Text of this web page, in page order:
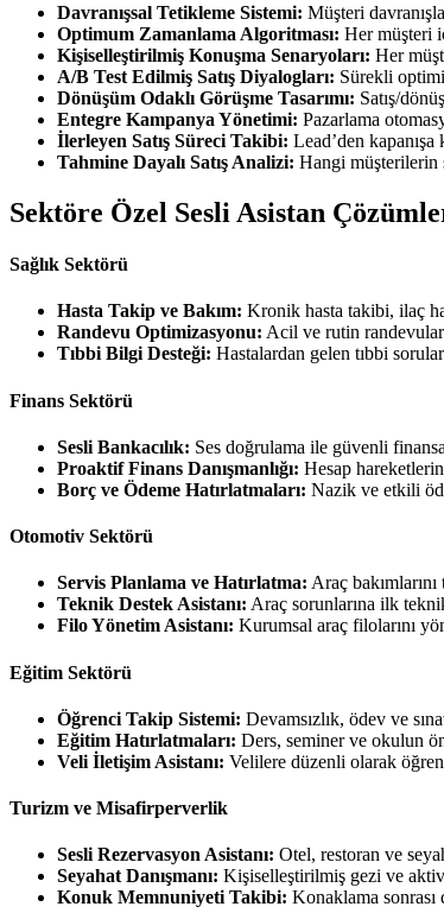
Davranışsal Tetikleme Sistemi: Müşteri
Optimum Zamanlama Algoritması: Her müşteri
Kişiselleştirilmiş Konuşma Senaryoları: Her
A/B Test Edilmiş Satış Diyalogları: Sürekli
Dönüşüm Odaklı Görüşme Tasarımı: Satış/
Entegre Kampanya Yönetimi: Pazarlama
İlerleyen Satış Süreci Takibi: Lead’den
Tahmine Dayalı Satış Analizi: Hangi müşterilerin
Sektöre Özel Sesli Asistan
Sağlık Sektörü
Hasta Takip ve Bakım: Kronik hasta takibi, ilaç
Randevu Optimizasyonu: Acil ve rutin
Tıbbi Bilgi Desteği: Hastalardan gelen tıbbi
Finans Sektörü
Sesli Bankacılık: Ses doğrulama ile güvenli
Proaktif Finans Danışmanlığı: Hesap
Borç ve Ödeme Hatırlatmaları: Nazik ve etkili
Otomotiv Sektörü
Servis Planlama ve Hatırlatma: Araç
Teknik Destek Asistanı: Araç sorunlarına ilk
Filo Yönetim Asistanı: Kurumsal araç filolarını
Eğitim Sektörü
Öğrenci Takip Sistemi: Devamsızlık, ödev ve
Eğitim Hatırlatmaları: Ders, seminer ve okulun
Veli İletişim Asistanı: Velilere düzenli olarak
Turizm ve Misafirperverlik
Sesli Rezervasyon Asistanı: Otel, restoran ve
Seyahat Danışmanı: Kişiselleştirilmiş gezi ve
Konuk Memnuniyeti Takibi: Konaklama